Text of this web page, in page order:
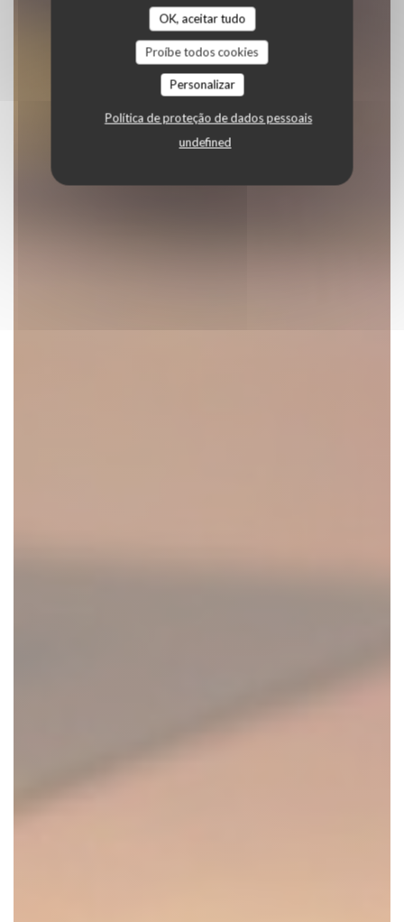
OK, aceitar tudo
Proíbe todos cookies
Personalizar
Política de proteção de dados pessoais
undefined